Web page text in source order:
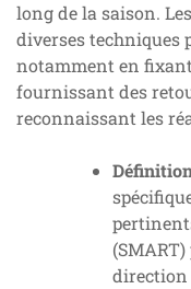
long de la saison.
diverses techniques
notamment en
fournissant des
reconnaissant les
direction